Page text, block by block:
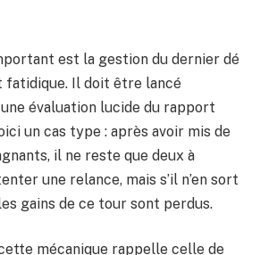
est la gestion du dernier dé
fatidique. Il doit être lancé
évaluation lucide du rapport
un cas type : après avoir mis de
il ne reste que deux à
une relance, mais s’il n’en sort
gains de ce tour sont perdus.
mécanique rappelle celle de